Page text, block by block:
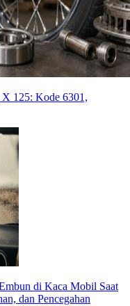
X 125: Kode 6301,
di Kaca Mobil Saat
dan Pencegahan